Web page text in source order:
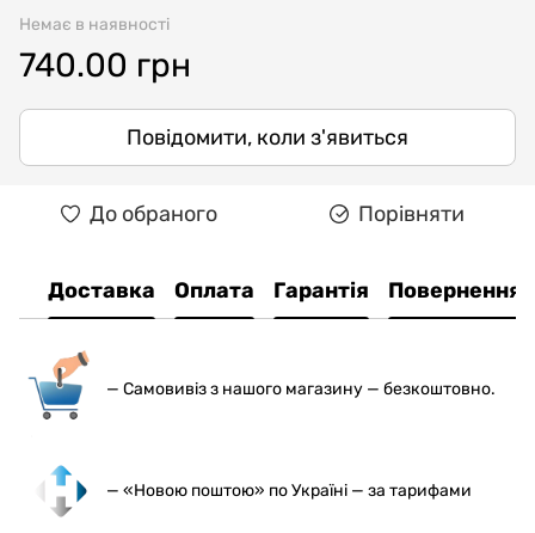
Немає в наявності
740.00 грн
Повідомити, коли з'явиться
До обраного Порівняти
Доставка Оплата Гарантія Повернення
— Самовивіз з нашого магазину — безкоштовно.
— «Новою поштою» по Україні — за тарифами